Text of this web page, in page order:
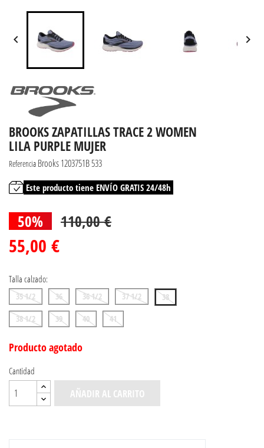
 
BROOKS ZAPATILLAS TRACE 2 WOMEN
LILA PURPLE MUJER
Referencia Brooks 1203751B 533
Este producto tiene ENVÍO GRATIS 24/48h
50% 110,00 €
55,00 €
Talla calzado:
35 1/2 36 36 1/2 37 1/2
38
38 1/2
39 40 41
Producto agotado
Cantidad
AÑADIR AL CARRITO